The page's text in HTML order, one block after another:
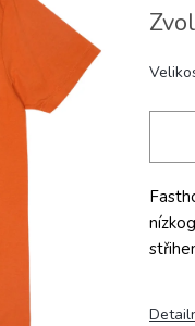
cena: